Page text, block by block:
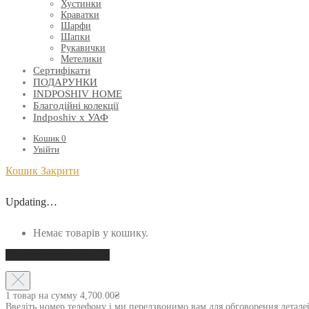
Хустинки
Краватки
Шарфи
Шапки
Рукавички
Метелики
Сертифікати
ПОДАРУНКИ
INDPOSHIV HOME
Благодійні колекції
Indposhiv x УАФ
Кошик 0
Увійти
Кошик Закрити
Updating…
Немає товарів у кошику.
1 товар на сумму 4,700.00₴
Введіть номер телефону і ми передзвонимо вам для обговорення